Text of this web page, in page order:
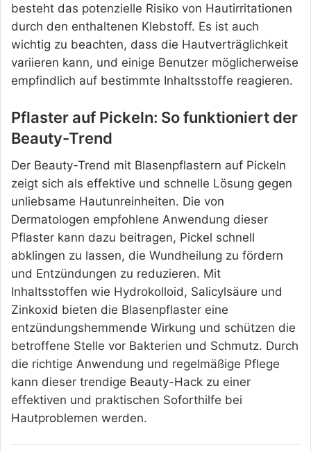
besteht das potenzielle Risiko von Hautirritationen
durch den enthaltenen Klebstoff. Es ist auch
wichtig zu beachten, dass die Hautverträglichkeit
variieren kann, und einige Benutzer möglicherweise
empfindlich auf bestimmte Inhaltsstoffe reagieren.
Pflaster auf Pickeln: So funktioniert der
Beauty-Trend
Der Beauty-Trend mit Blasenpflastern auf Pickeln
zeigt sich als effektive und schnelle Lösung gegen
unliebsame Hautunreinheiten. Die von
Dermatologen empfohlene Anwendung dieser
Pflaster kann dazu beitragen, Pickel schnell
abklingen zu lassen, die Wundheilung zu fördern
und Entzündungen zu reduzieren. Mit
Inhaltsstoffen wie Hydrokolloid, Salicylsäure und
Zinkoxid bieten die Blasenpflaster eine
entzündungshemmende Wirkung und schützen die
betroffene Stelle vor Bakterien und Schmutz. Durch
die richtige Anwendung und regelmäßige Pflege
kann dieser trendige Beauty-Hack zu einer
effektiven und praktischen Soforthilfe bei
Hautproblemen werden.